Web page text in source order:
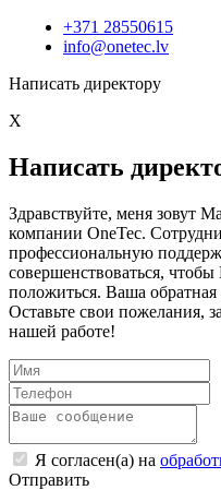
+371 28550615
info@onetec.lv
Написать директору
X
Написать
Здравствуйте, меня зовут
компании OneTec.
профессиональную
совершенствоваться,
положиться. Ваша обратная
Оставьте свои пожелания,
нашей работе!
Я согласен(а) на
Отправить